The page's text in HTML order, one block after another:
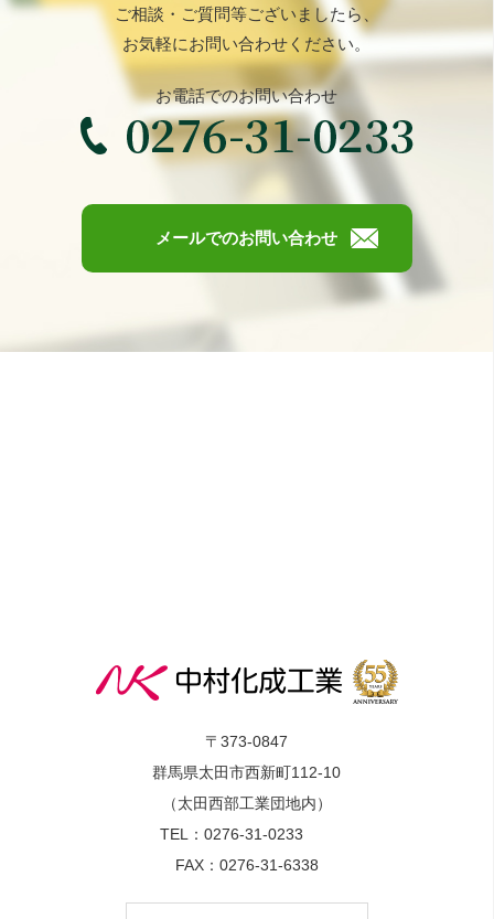
ご相談・ご質問等ございましたら、
お気軽にお問い合わせください。
お電話でのお問い合わせ
メールでのお問い合わせ
〒373-0847
群馬県太田市西新町112-10
（太田西部工業団地内）
TEL： 0276-31-0233
FAX：0276-31-6338